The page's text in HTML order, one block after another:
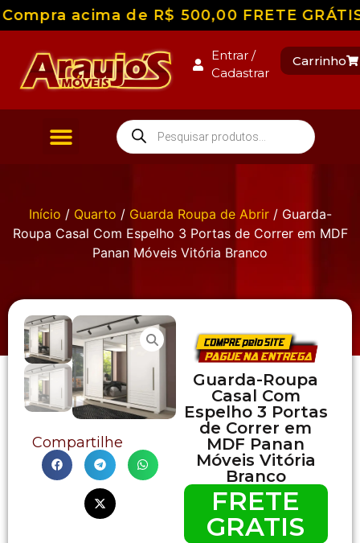
acima de R$ 500,00 FRETE
Entrar /
Cadastrar
Carrinho
Início / Quarto / Guarda Roupa de Abrir/ Guarda-
Roupa Casal Com Espelho 3 Portas de Correr em MDF
Panan Móveis Vitória Branco
Compartilhe
Guarda-Roupa
Casal Com
Espelho 3 Portas
de Correr em
MDF Panan
Móveis Vitória
Branco
FRETE
GRATIS